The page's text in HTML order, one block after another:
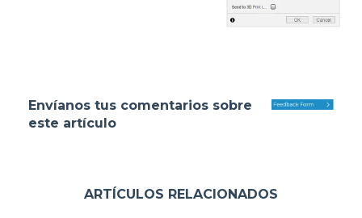
Envíanos tus comentarios sobre
este artículo
ARTÍCULOS RELACIONADOS